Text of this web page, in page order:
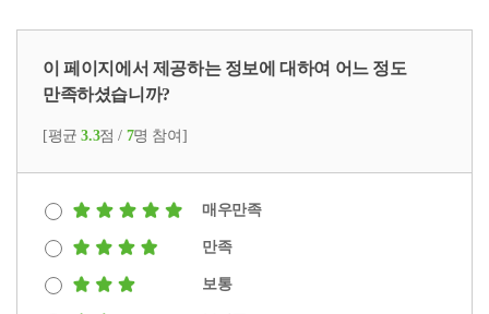
이 페이지에서 제공하는 정보에 대하여 어느 정도
만족하셨습니까?
[평균3.3점 / 7명 참여]
매우만족
만족
보통